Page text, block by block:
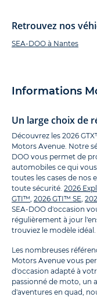
Retrouvez nos
SEA-DOO à Nantes
Informations
Un large choix de
Découvrez les 2026
Motors Avenue. Notre
DOO vous permet de
automobiles ce qui
toutes les cases de nos
toute sécurité. 2026
GTI™ 2026 GTI™ SE
SEA-DOO d'occasion
régulièrement à jour
trouviez le modèle idéal.
Les nombreuses
Motors Avenue vous
d'occasion adapté à
passionné de moto, un
d'aventures en quad,